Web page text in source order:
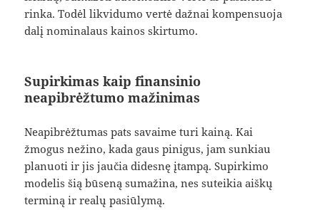
rinka. Todėl likvidumo vertė dažnai kompensuoja
dalį nominalaus kainos skirtumo.
Supirkimas kaip finansinio
neapibrėžtumo mažinimas
Neapibrėžtumas pats savaime turi kainą. Kai
žmogus nežino, kada gaus pinigus, jam sunkiau
planuoti ir jis jaučia didesnę įtampą. Supirkimo
modelis šią būseną sumažina, nes suteikia aiškų
terminą ir realų pasiūlymą.